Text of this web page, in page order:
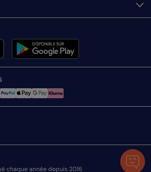
chaque année depuis 2016